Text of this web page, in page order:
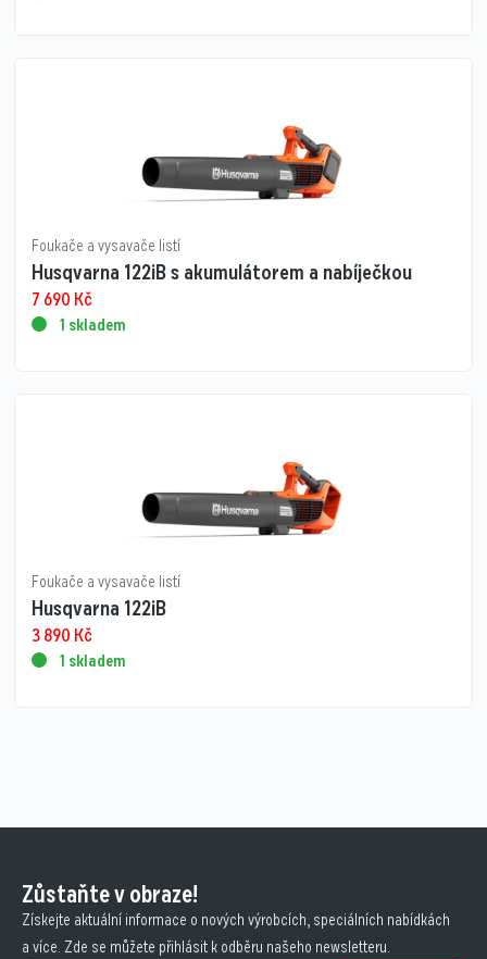
Foukače a vysavače listí
Husqvarna 122iB s akumulátorem a nabíječkou
7 690 Kč
1 skladem
Foukače a vysavače listí
Husqvarna 122iB
3 890 Kč
1 skladem
Zůstaňte v obraze!
Získejte aktuální informace o nových výrobcích, speciálních nabídkách
a více. Zde se můžete přihlásit k odběru našeho newsletteru.